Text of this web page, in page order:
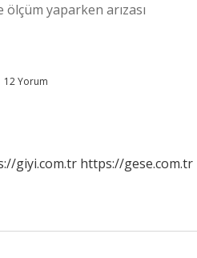
yaparken arızası
12 Yorum
giyi.com.tr https://gese.com.tr